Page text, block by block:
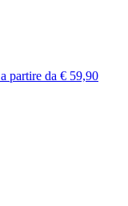
a partire da € 59,90